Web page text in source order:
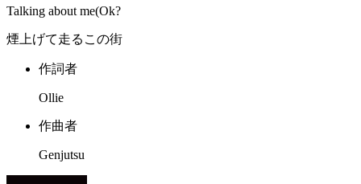
Talking about me(Ok?
煙上げて走るこの街
作詞者
Ollie
作曲者
Genjutsu